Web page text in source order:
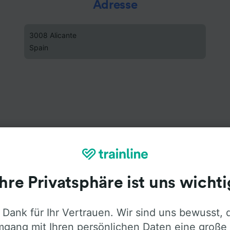
Adresse
3008 Alicante
Spain
Ihre Privatsphäre ist uns
für Ihr Vertrauen. Wir sind uns bewusst,
mit Ihren persönlichen Daten eine große